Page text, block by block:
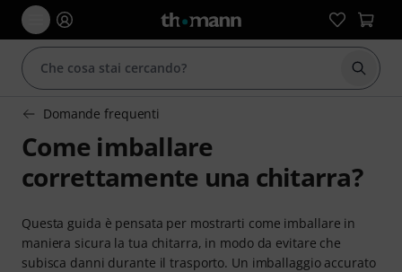
Domande frequenti
Come imballare
correttamente una chitarra?
Questa guida è pensata per mostrarti come imballare in
maniera sicura la tua chitarra, in modo da evitare che
subisca danni durante il trasporto. Un imballaggio accurato